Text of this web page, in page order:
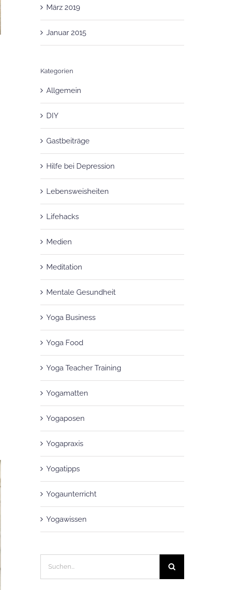
März 2019
Januar 2015
Kategorien
Allgemein
DIY
Gastbeiträge
Hilfe bei Depression
Lebensweisheiten
Lifehacks
Medien
Meditation
Mentale Gesundheit
Yoga Business
Yoga Food
Yoga Teacher Training
Yogamatten
Yogaposen
Yogapraxis
Yogatipps
Yogaunterricht
Yogawissen